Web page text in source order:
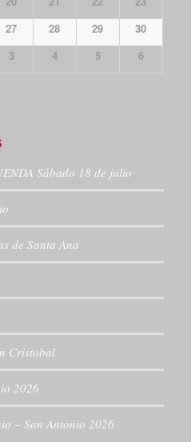
27 28 29
30
3 4 5 6
Sábado 18 de julio
de Santa Ana
Cristobal
2026
– San Antonio 2026